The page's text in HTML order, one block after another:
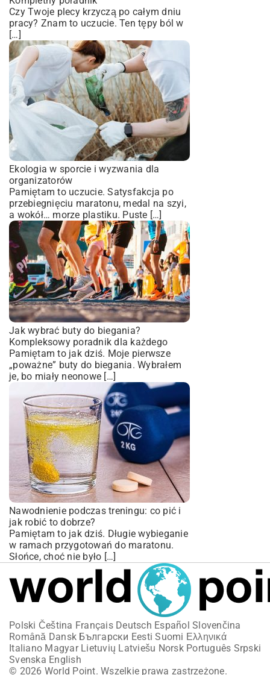
Czy Twoje plecy krzyczą po całym dniu
pracy? Znam to uczucie. Ten tępy ból w
[…]
Ekologia w sporcie i wyzwania dla
organizatorów
Pamiętam to uczucie. Satysfakcja po
przebiegnięciu maratonu, medal na szyi,
a wokół… morze plastiku. Puste […]
Jak wybrać buty do biegania?
Kompleksowy poradnik dla każdego
Pamiętam to jak dziś. Moje pierwsze
„poważne” buty do biegania. Wybrałem
je, bo miały neonowe […]
Nawodnienie podczas treningu: co pić i
jak robić to dobrze?
Pamiętam to jak dziś. Długie wybieganie
w ramach przygotowań do maratonu.
Słońce, choć nie było […]
Polski Čeština Français Deutsch Español Slovenčina
Română Dansk Български Eesti Suomi Ελληνικά
Italiano Magyar Lietuvių Latviešu Norsk Português Srpski
Svenska English
© 2026 World Point. Wszelkie prawa zastrzeżone.